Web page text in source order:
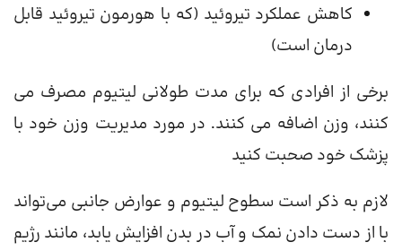
کاهش عملکرد تیروئید (که با هورمون تیروئید قابل
درمان است)
برخی از افرادی که برای مدت طولانی لیتیوم مصرف می
کنند، وزن اضافه می کنند. در مورد مدیریت وزن خود با
پزشک خود صحبت کنید
لازم به ذکر است سطوح لیتیوم و عوارض جانبی می‌تواند
با از دست دادن نمک و آب در بدن افزایش یابد، مانند رژیم